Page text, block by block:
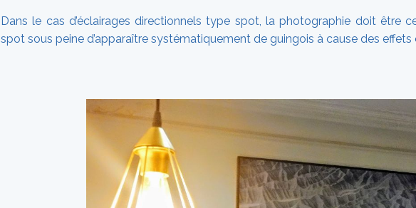
Dans le cas d’éclairages directionnels type spot, la photographie doit être
spot sous peine d’apparaître systématiquement de guingois à cause des effets